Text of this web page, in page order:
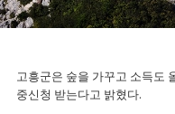
고흥군은 숲을 가꾸고 소득도
중신청 받는다고 밝혔다.